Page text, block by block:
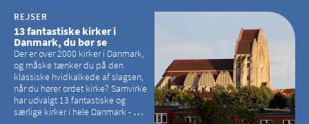
REJSER
13 fantastiske kirker i
Danmark, du bør se
Der er over 2000 kirker i Danmark,
og måske tænker du på den
klassiske hvidkalkede af slagsen,
når du hører ordet kirke? Samvirke
har udvalgt 13 fantastiske og
særlige kirker i hele Danmark - og